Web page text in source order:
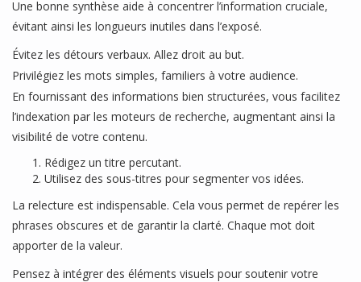
Une bonne synthèse aide à concentrer l’information cruciale,
évitant ainsi les longueurs inutiles dans l’exposé.
Évitez les détours verbaux. Allez droit au but.
Privilégiez les mots simples, familiers à votre audience.
En fournissant des informations bien structurées, vous facilitez
l’indexation par les moteurs de recherche, augmentant ainsi la
visibilité de votre contenu.
Rédigez un titre percutant.
Utilisez des sous-titres pour segmenter vos idées.
La relecture est indispensable. Cela vous permet de repérer les
phrases obscures et de garantir la clarté. Chaque mot doit
apporter de la valeur.
Pensez à intégrer des éléments visuels pour soutenir votre